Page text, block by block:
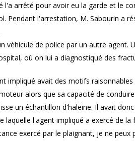
l'a arrêté pour avoir eu la garde et le
Pendant l'arrestation, M. Sabourin a
véhicule de police par un autre agent.
où on lui a diagnostiqué des
impliqué avait des motifs
alors que sa capacité de
un échantillon d'haleine. Il avait
laquelle l'agent impliqué a exercé de
exercé par le plaignant, je ne